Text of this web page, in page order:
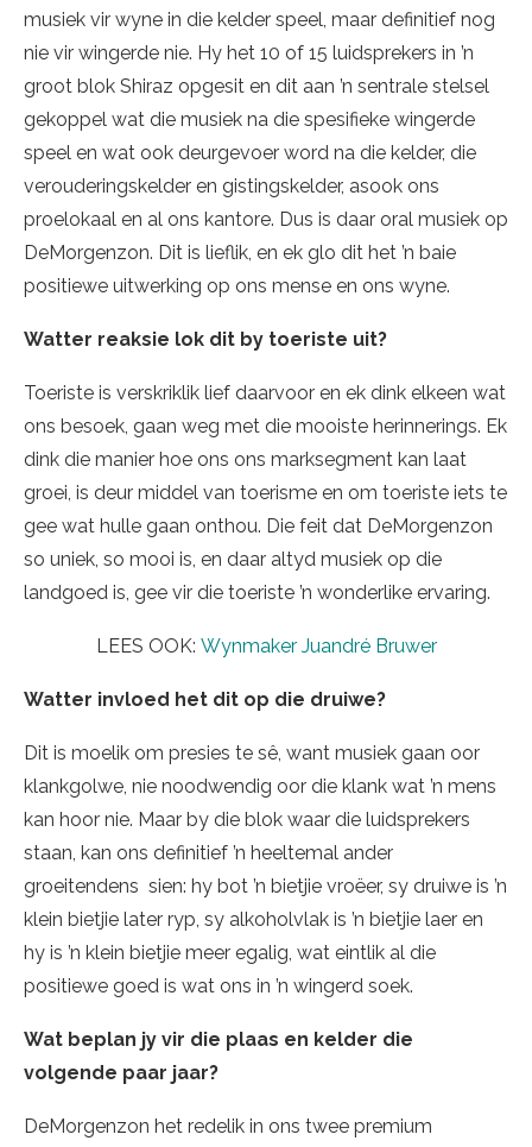
musiek vir wyne in die kelder speel, maar definitief nog
nie vir wingerde nie. Hy het 10 of 15 luidsprekers in ’n
groot blok Shiraz opgesit en dit aan ’n sentrale stelsel
gekoppel wat die musiek na die spesifieke wingerde
speel en wat ook deurgevoer word na die kelder, die
verouderingskelder en gistingskelder, asook ons
proelokaal en al ons kantore. Dus is daar oral musiek op
DeMorgenzon. Dit is lieflik, en ek glo dit het ’n baie
positiewe uitwerking op ons mense en ons wyne.
Watter reaksie lok dit by toeriste uit?
Toeriste is verskriklik lief daarvoor en ek dink elkeen wat
ons besoek, gaan weg met die mooiste herinnerings. Ek
dink die manier hoe ons ons marksegment kan laat
groei, is deur middel van toerisme en om toeriste iets te
gee wat hulle gaan onthou. Die feit dat DeMorgenzon
so uniek, so mooi is, en daar altyd musiek op die
landgoed is, gee vir die toeriste ’n wonderlike ervaring.
LEES OOK: Wynmaker Juandré Bruwer
Watter invloed het dit op die druiwe?
Dit is moelik om presies te sê, want musiek gaan oor
klankgolwe, nie noodwendig oor die klank wat ’n mens
kan hoor nie. Maar by die blok waar die luidsprekers
staan, kan ons definitief ’n heeltemal ander
groeitendens sien: hy bot ’n bietjie vroëer, sy druiwe is ’n
klein bietjie later ryp, sy alkoholvlak is ’n bietjie laer en
hy is ’n klein bietjie meer egalig, wat eintlik al die
positiewe goed is wat ons in ’n wingerd soek.
Wat beplan jy vir die plaas en kelder die
volgende paar jaar?
DeMorgenzon het redelik in ons twee premium